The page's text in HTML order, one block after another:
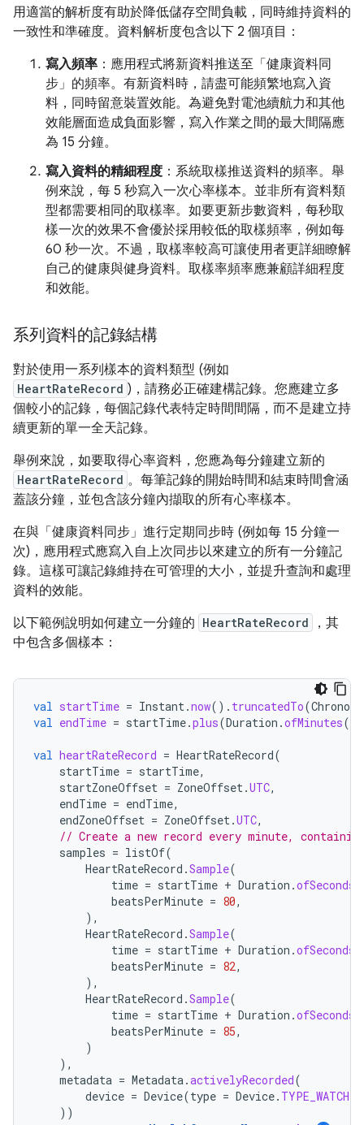
用適當的解析度有助於降低儲存空間負載，同時維持資料的
一致性和準確度。資料解析度包含以下 2 個項目：
寫入頻率 ：應用程式將新資料推送至「健康資料同
步」的頻率。有新資料時，請盡可能頻繁地寫入資
料，同時留意裝置效能。為避免對電池續航力和其他
效能層面造成負面影響，寫入作業之間的最大間隔應
為 15 分鐘。
寫入資料的精細程度 ：系統取樣推送資料的頻率。舉
例來說，每 5 秒寫入一次心率樣本。並非所有資料類
型都需要相同的取樣率。如要更新步數資料，每秒取
樣一次的效果不會優於採用較低的取樣頻率，例如每
60 秒一次。不過，取樣率較高可讓使用者更詳細瞭解
自己的健康與健身資料。取樣率頻率應兼顧詳細程度
和效能。
系列資料的記錄結構
對於使用一系列樣本的資料類型 (例如
HeartRateRecord )，請務必正確建構記錄。您應建立多
個較小的記錄，每個記錄代表特定時間間隔，而不是建立持
續更新的單一全天記錄。
舉例來說，如要取得心率資料，您應為每分鐘建立新的
HeartRateRecord 。每筆記錄的開始時間和結束時間會涵
蓋該分鐘，並包含該分鐘內擷取的所有心率樣本。
在與「健康資料同步」進行定期同步時 (例如每 15 分鐘一
次)，應用程式應寫入自上次同步以來建立的所有一分鐘記
錄。這樣可讓記錄維持在可管理的大小，並提升查詢和處理
資料的效能。
以下範例說明如何建立一分鐘的 HeartRateRecord
，其
中包含多個樣本：
val startTime = Instant.now(). truncatedTo(
val endTime = startTime.plus(Duration .ofMinutes(
val heartRateRecord = HeartRateRecord(
startTime = startTime,
startZoneOffset = ZoneOffset.UTC,
endTime = endTime,
endZoneOffset = ZoneOffset.UTC,
// Create a new record every minute,
samples = listOf(
HeartRateRecord .Sample(
time = startTime + Duration .ofSeconds
beatsPerMinute = 80,
),
HeartRateRecord .Sample(
time = startTime + Duration .ofSeconds
beatsPerMinute = 82,
),
HeartRateRecord .Sample(
time = startTime + Duration .ofSeconds
beatsPerMinute = 85,
)
),
metadata = Metadata.activelyRecorded(
device = Device(type = Device. TYPE_WATCH
))